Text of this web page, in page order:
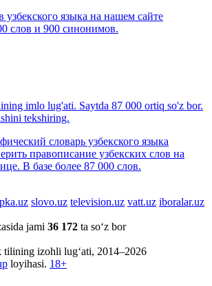
языка на нашем сайте
слов и 900 синонимов.
imlo lug'ati. Saytda 87 000 ortiq so'z bor.
tekshiring.
словарь узбекского языка
правописание узбекских слов на
В базе более 87 000 слов.
slovo.uz television.uz vatt.uz iboralar.uz
jami 36 172 ta so‘z bor
izohli lug‘ati, 2014–2026
loyihasi. 18+